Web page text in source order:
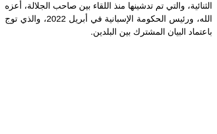
الثنائية، والتي تم تدشينها منذ اللقاء بين صاحب الجلالة، أعزه
الله، ورئيس الحكومة الإسبانية في أبريل 2022، والذي توج
باعتماد البيان المشترك بين البلدين.